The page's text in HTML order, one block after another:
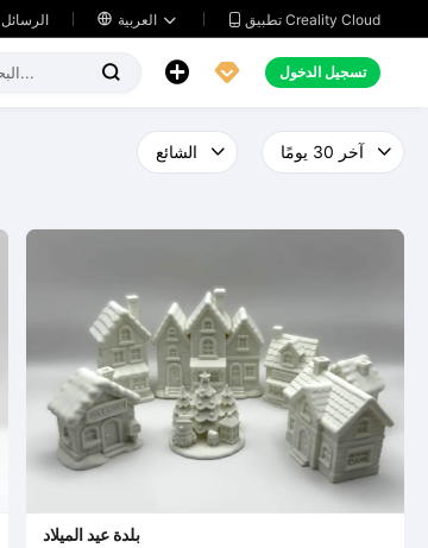
الرسائل    تطبيق Creality Cloud
   تسجيل الدخول
بلدة عيد الميلاد